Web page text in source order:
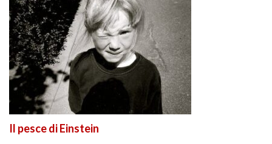
Il pesce di Einstein